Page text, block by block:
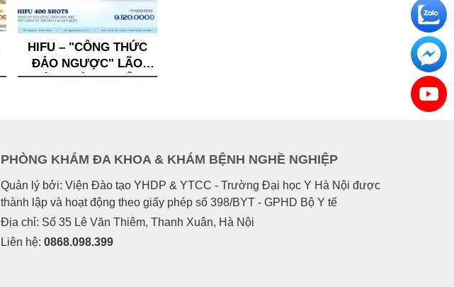
HIFU – "CÔNG THỨC
ĐẢO NGƯỢC" LÃO
HÓA KHÔNG PHẪU
PHÒNG KHÁM ĐA KHOA & KHÁM BỆNH NGHỀ NGHIỆP
Quản lý bởi: Viện Đào tạo YHDP & YTCC - Trường Đại học Y Hà Nội được
thành lập và hoạt động theo giấy phép số 398/BYT - GPHD Bộ Y tế
Địa chỉ: Số 35 Lê Văn Thiêm, Thanh Xuân, Hà Nội
Liên hệ: 0868.098.399